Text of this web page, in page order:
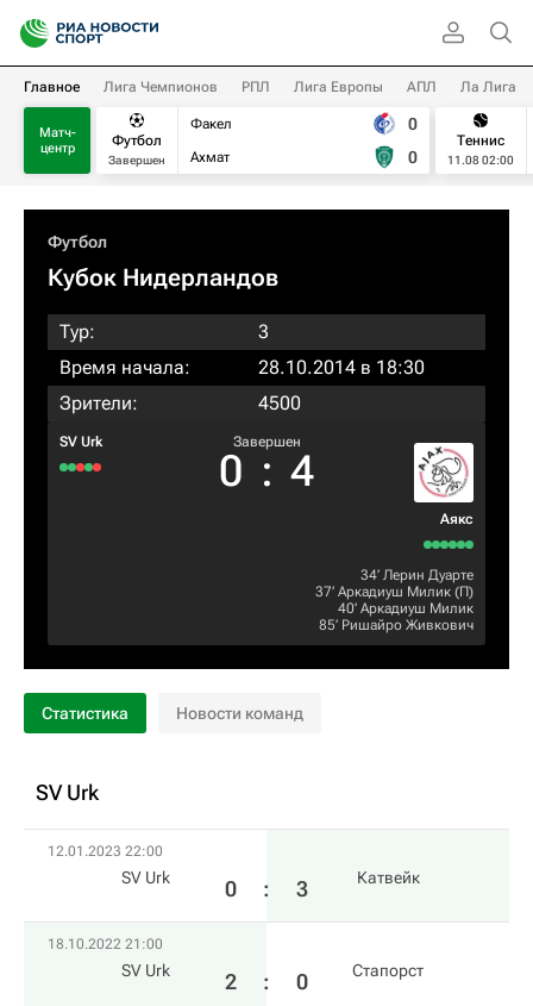
Главное Лига Чемпионов РПЛ Лига Европы АПЛ Ла Лига
Матч-
центр
Футбол
Завершен
Факел
Ахмат
0
0
Теннис
11.08 02:00
Футбол
Кубок Нидерландов
Тур:
3
Время начала:
28.10.2014 в 18:30
Зрители:
4500
SV Urk Завершен
0 : 4
Аякс
34‎’‎ Лерин Дуарте
37‎’‎ Аркадиуш Милик (П)
40‎’‎ Аркадиуш Милик
85‎’‎ Ришайро Живкович
Статистика Новости команд
SV Urk
12.01.2023 22:00
SV Urk 0 : 3 Катвейк
18.10.2022 21:00
SV Urk 2 : 0 Стапорст